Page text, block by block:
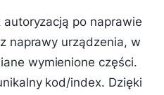
po naprawie
naprawy urządzenia, w
wymienione części.
kod/index. Dzięki